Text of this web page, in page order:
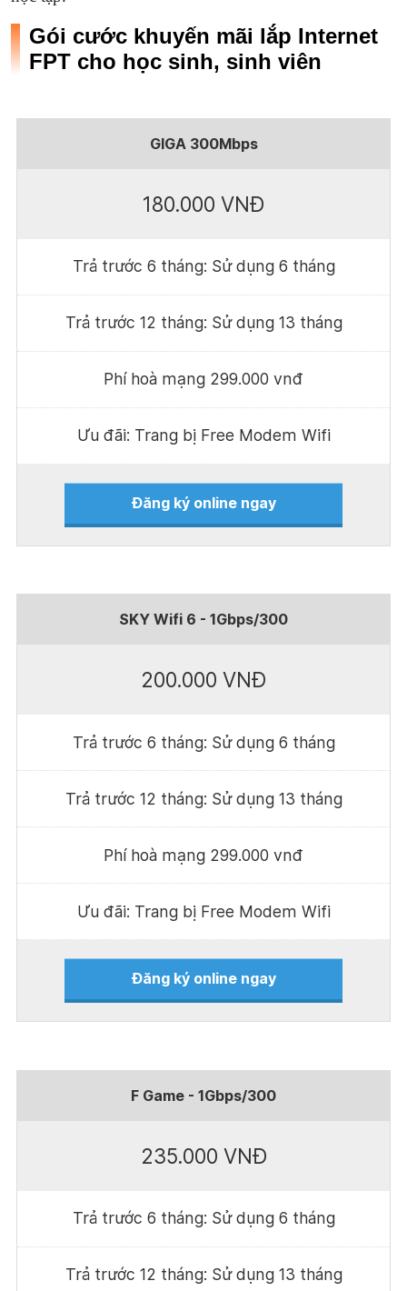
Gói cước khuyến mãi lắp Internet
FPT cho học sinh, sinh viên
GIGA 300Mbps
180.000 VNĐ
Trả trước 6 tháng: Sử dụng 6 tháng
Trả trước 12 tháng: Sử dụng 13 tháng
Phí hoà mạng 299.000 vnđ
Ưu đãi: Trang bị Free Modem Wifi
Đăng ký online ngay
SKY Wifi 6 - 1Gbps/300
200.000 VNĐ
Trả trước 6 tháng: Sử dụng 6 tháng
Trả trước 12 tháng: Sử dụng 13 tháng
Phí hoà mạng 299.000 vnđ
Ưu đãi: Trang bị Free Modem Wifi
Đăng ký online ngay
F Game - 1Gbps/300
235.000 VNĐ
Trả trước 6 tháng: Sử dụng 6 tháng
Trả trước 12 tháng: Sử dụng 13 tháng